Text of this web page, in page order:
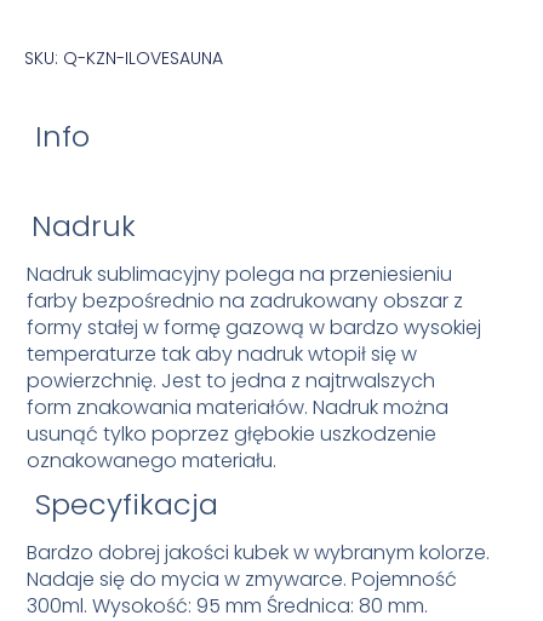
SKU: Q-KZN-ILOVESAUNA
Info
Nadruk
Nadruk sublimacyjny polega na przeniesieniu
farby bezpośrednio na zadrukowany obszar z
formy stałej w formę gazową w bardzo wysokiej
temperaturze tak aby nadruk wtopił się w
powierzchnię. Jest to jedna z najtrwalszych
form znakowania materiałów. Nadruk można
usunąć tylko poprzez głębokie uszkodzenie
oznakowanego materiału.
Specyfikacja
Bardzo dobrej jakości kubek w wybranym kolorze.
Nadaje się do mycia w zmywarce. Pojemność
300ml. Wysokość: 95 mm Średnica: 80 mm.